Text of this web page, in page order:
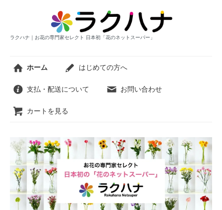
ラクハナ｜お花の専門家セレクト 日本初「花のネットスーパー」
ホーム はじめての方へ
支払・配送について お問い合わせ
カートを見る